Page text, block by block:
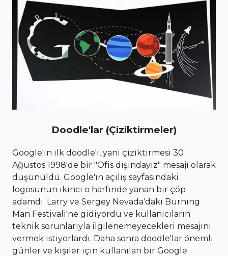
Doodle'lar (Çiziktirmeler)
Google'ın ilk doodle'ı, yani çiziktirmesi 30
Ağustos 1998'de bir "Ofis dışındayız" mesajı olarak
düşünüldü. Google'ın açılış sayfasındaki
logosunun ikinci o harfinde yanan bir çöp
adamdı. Larry ve Sergey Nevada'daki Burning
Man Festivali'ne gidiyordu ve kullanıcıların
teknik sorunlarıyla ilgilenemeyecekleri mesajını
vermek istiyorlardı. Daha sonra doodle'lar önemli
günler ve kişiler için kullanılan bir Google